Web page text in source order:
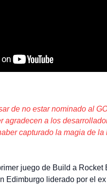
de no estar nominado al
agradecen a los
capturado la magia de la
juego de Build a Rocket
Edimburgo liderado por el